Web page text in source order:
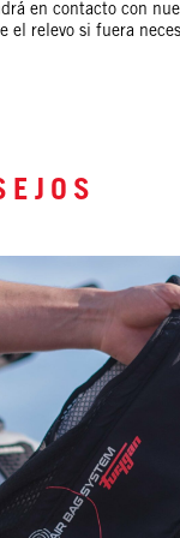
en contacto con
el relevo si fuera